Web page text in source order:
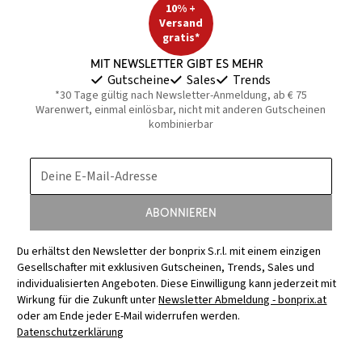
10% +
Versand
gratis*
Mit Newsletter gibt es mehr
Gutscheine Sales Trends
*30 Tage gültig nach Newsletter-Anmeldung, ab € 75
Warenwert, einmal einlösbar, nicht mit anderen Gutscheinen
kombinierbar
Deine E-Mail-Adresse
Abonnieren
Du erhältst den Newsletter der bonprix S.r.l. mit einem einzigen
Gesellschafter mit exklusiven Gutscheinen, Trends, Sales und
individualisierten Angeboten. Diese Einwilligung kann jederzeit mit
Wirkung für die Zukunft unterNewsletter Abmeldung - bonprix.at
oder am Ende jeder E-Mail widerrufen werden.
Datenschutzerklärung